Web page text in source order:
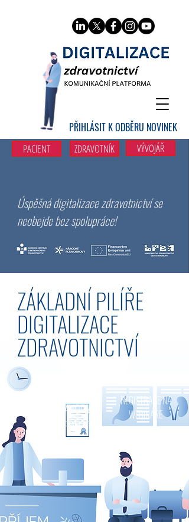
PŘIHLÁSIT K ODBĚRU NOVINEK
PACIENT ZDRAVOTNÍK VÝVOJÁŘ
Úspěšná digitalizace zdravotnictví se
neobejde bez spolupráce!
REGISTRACENA
WEBINÁŘE
NÁVODY
POUŽITÍ
ZÁKLADNÍ PILÍŘE
DIGITALIZACE
ZDRAVOTNICTVÍ